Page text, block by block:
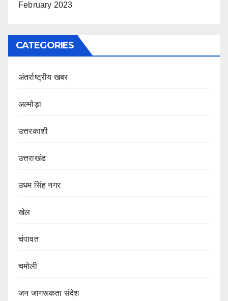
February 2023
CATEGORIES
अंतर्राष्ट्रीय खबर
अल्मोड़ा
उत्तरकाशी
उत्तराखंड
उधम सिंह नगर
खेल
चंपावत
चमोली
जन जागरूकता संदेश